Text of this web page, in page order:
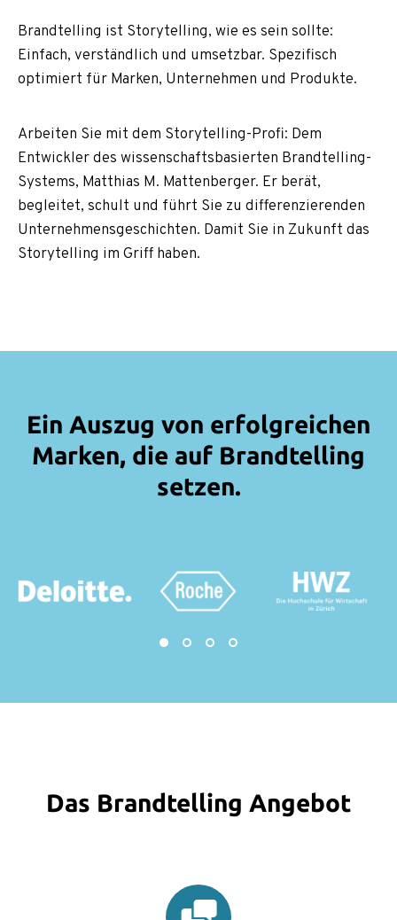
Brandtelling ist Storytelling, wie es sein sollte:
Einfach, verständlich und umsetzbar. Spezifisch
optimiert für Marken, Unternehmen und Produkte.
Arbeiten Sie mit dem Storytelling-Profi: Dem
Entwickler des wissenschaftsbasierten Brandtelling-
Systems, Matthias M. Mattenberger. Er berät,
begleitet, schult und führt Sie zu differenzierenden
Unternehmensgeschichten. Damit Sie in Zukunft das
Storytelling im Griff haben.
Ein Auszug von erfolgreichen
Marken, die auf Brandtelling
setzen.
Das Brandtelling Angebot